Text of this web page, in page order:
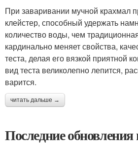
При заваривании мучной крахмал
клейстер, способный удержать
количество воды, чем
кардинально меняет свойства,
теста, делая его вязкой приятной
вид теста великолепно лепится,
варится.
читать дальше →
Последние обновления